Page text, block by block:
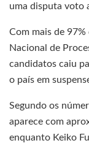
uma disputa voto
Com mais de
Nacional de
candidatos caiu
o país em
Segundo os
aparece com
enquanto Keiko